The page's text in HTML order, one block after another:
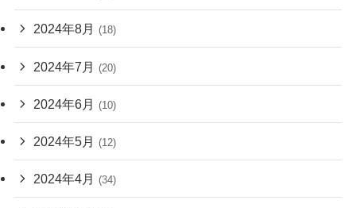
2024年8月 (18)
2024年7月 (20)
2024年6月 (10)
2024年5月 (12)
2024年4月 (34)